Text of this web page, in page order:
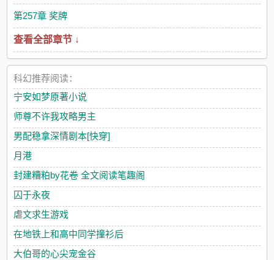
第257章 奖牌
查看全部章节 ↓
科幻推荐阅读：
宁安如梦原著小说
师尊不许我攻略男主
男配稳拿深情剧本[快穿]
月港
封建糟粕by花卷 全文阅读笔趣阁
囚于永夜
虐文求生游戏
在地铁上和高中同学撞衫后
大伯哥的心尖宠金谷